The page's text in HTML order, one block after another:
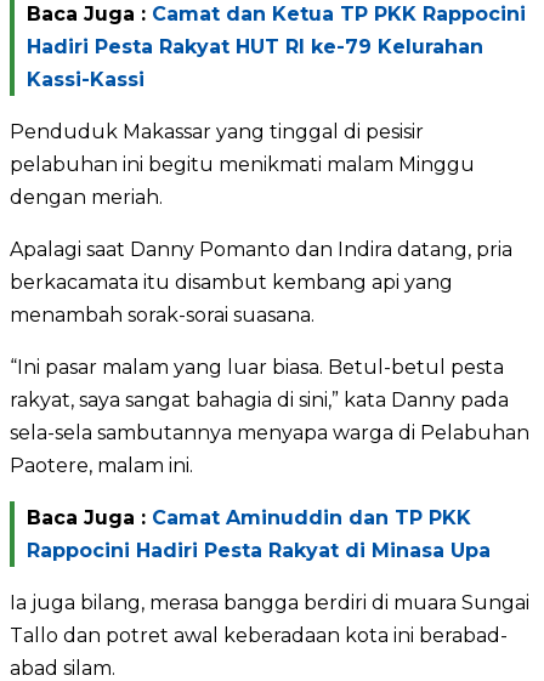
Baca Juga : Camat dan Ketua TP PKK Rappocini
Hadiri Pesta Rakyat HUT RI ke-79 Kelurahan
Kassi-Kassi
Penduduk Makassar yang tinggal di pesisir
pelabuhan ini begitu menikmati malam Minggu
dengan meriah.
Apalagi saat Danny Pomanto dan Indira datang, pria
berkacamata itu disambut kembang api yang
menambah sorak-sorai suasana.
“Ini pasar malam yang luar biasa. Betul-betul pesta
rakyat, saya sangat bahagia di sini,” kata Danny pada
sela-sela sambutannya menyapa warga di Pelabuhan
Paotere, malam ini.
Baca Juga : Camat Aminuddin dan TP PKK
Rappocini Hadiri Pesta Rakyat di Minasa Upa
Ia juga bilang, merasa bangga berdiri di muara Sungai
Tallo dan potret awal keberadaan kota ini berabad-
abad silam.